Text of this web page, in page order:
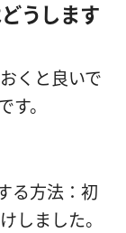
うします
くと良いで
す。
る方法：初
しました。